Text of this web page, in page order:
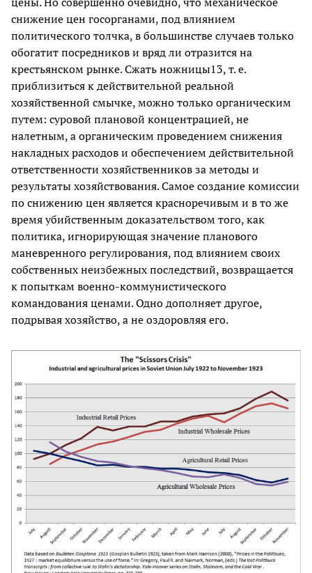
снижение цен госорганами, под влиянием
политического толчка, в большинстве случаев только
обогатит посредников и вряд ли отразится на
крестьянском рынке. Сжать ножницы13, т. е.
приблизиться к действительной реальной
хозяйственной смычке, можно только органическим
путем: суровой плановой концентрацией, не
налетным, а органическим проведением снижения
накладных расходов и обеспечением действительной
ответственности хозяйственников за методы и
результаты хозяйствования. Самое создание комиссии
по снижению цен является красноречивым и в то же
время убийственным доказательством того, как
политика, игнорирующая значение планового
маневренного регулирования, под влиянием своих
собственных неизбежных последствий, возвращается
к попыткам военно-коммунистического
командования ценами. Одно дополняет другое,
подрывая хозяйство, а не оздоровляя его.